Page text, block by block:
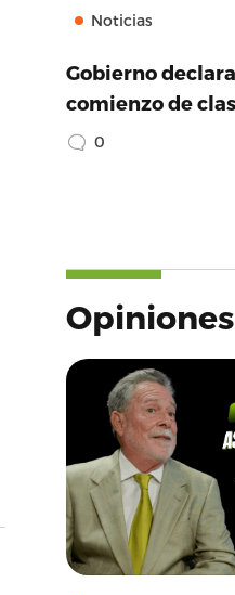
Noticias
Gobierno
comienzo de
0
Opiniones